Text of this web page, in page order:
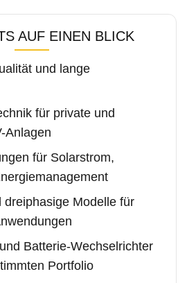
AUF EINEN BLICK
und lange
für private und
Anlagen
für Solarstrom,
dreiphasige Modelle für
Batterie-Wechselrichter
Portfolio